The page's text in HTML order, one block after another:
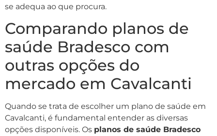
se adequa ao que procura.
Comparando planos de
saúde Bradesco com
outras opções do
mercado em Cavalcanti
Quando se trata de escolher um plano de saúde em
Cavalcanti, é fundamental entender as diversas
opções disponíveis. Os planos de saúde Bradesco